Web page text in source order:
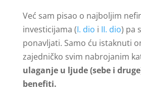
Već sam pisao o najboljim
investicijama (I. dio i II. dio) pa
ponavljati. Samo ću istaknuti
zajedničko svim nabrojanim
ulaganje u ljude (sebe i
benefiti.